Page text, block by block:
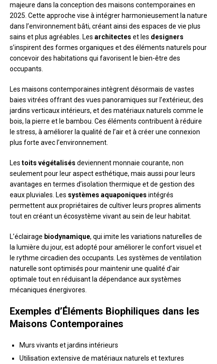
majeure dans la conception des maisons contemporaines en
2025. Cette approche vise à intégrer harmonieusement la nature
dans l’environnement bâti, créant ainsi des espaces de vie plus
sains et plus agréables. Les architectes et les designers
s’inspirent des formes organiques et des éléments naturels pour
concevoir des habitations qui favorisent le bien-être des
occupants.
Les maisons contemporaines intègrent désormais de vastes
baies vitrées offrant des vues panoramiques sur l’extérieur, des
jardins verticaux intérieurs, et des matériaux naturels comme le
bois, la pierre et le bambou. Ces éléments contribuent à réduire
le stress, à améliorer la qualité de l’air et à créer une connexion
plus forte avec l’environnement.
Les toits végétalisés deviennent monnaie courante, non
seulement pour leur aspect esthétique, mais aussi pour leurs
avantages en termes d’isolation thermique et de gestion des
eaux pluviales. Les systèmes aquaponiques intégrés
permettent aux propriétaires de cultiver leurs propres aliments
tout en créant un écosystème vivant au sein de leur habitat.
L’éclairage biodynamique, qui imite les variations naturelles de
la lumière du jour, est adopté pour améliorer le confort visuel et
le rythme circadien des occupants. Les systèmes de ventilation
naturelle sont optimisés pour maintenir une qualité d’air
optimale tout en réduisant la dépendance aux systèmes
mécaniques énergivores.
Exemples d’Éléments Biophiliques dans les
Maisons Contemporaines
Murs vivants et jardins intérieurs
Utilisation extensive de matériaux naturels et textures